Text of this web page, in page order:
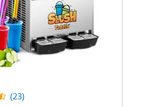
(23)